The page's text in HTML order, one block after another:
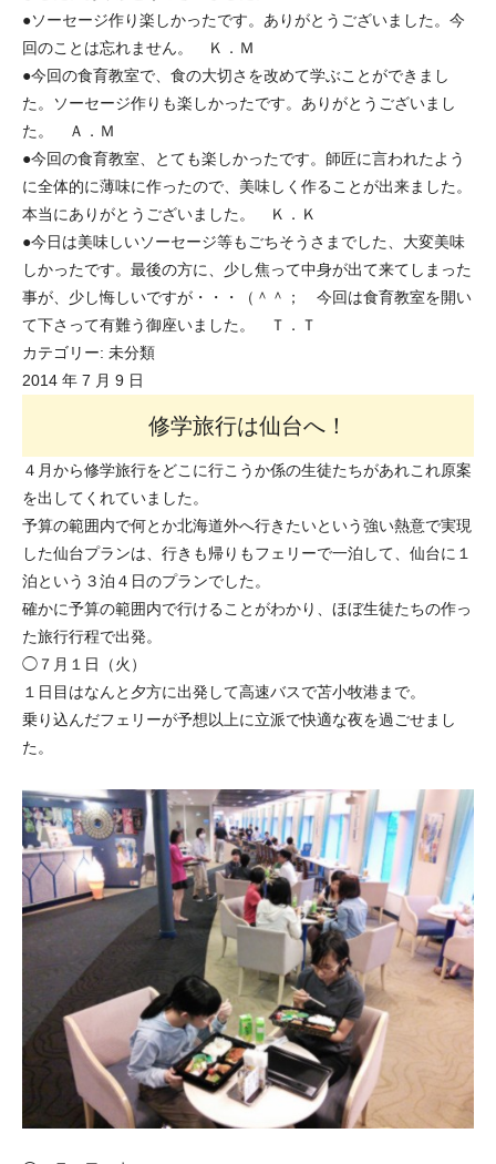
●ソーセージ作り楽しかったです。ありがとうございました。今
回のことは忘れません。 Ｋ．Ｍ
●今回の食育教室で、食の大切さを改めて学ぶことができまし
た。ソーセージ作りも楽しかったです。ありがとうございまし
た。 Ａ．Ｍ
●今回の食育教室、とても楽しかったです。師匠に言われたよう
に全体的に薄味に作ったので、美味しく作ることが出来ました。
本当にありがとうございました。 Ｋ．Ｋ
●今日は美味しいソーセージ等もごちそうさまでした、大変美味
しかったです。最後の方に、少し焦って中身が出て来てしまった
事が、少し悔しいですが・・・（＾＾； 今回は食育教室を開い
て下さって有難う御座いました。 Ｔ．Ｔ
カテゴリー: 未分類
2014 年 7 月 9 日
修学旅行は仙台へ！
４月から修学旅行をどこに行こうか係の生徒たちがあれこれ原案
を出してくれていました。
予算の範囲内で何とか北海道外へ行きたいという強い熱意で実現
した仙台プランは、行きも帰りもフェリーで一泊して、仙台に１
泊という３泊４日のプランでした。
確かに予算の範囲内で行けることがわかり、ほぼ生徒たちの作っ
た旅行行程で出発。
◯７月１日（火）
１日目はなんと夕方に出発して高速バスで苫小牧港まで。
乗り込んだフェリーが予想以上に立派で快適な夜を過ごせまし
た。